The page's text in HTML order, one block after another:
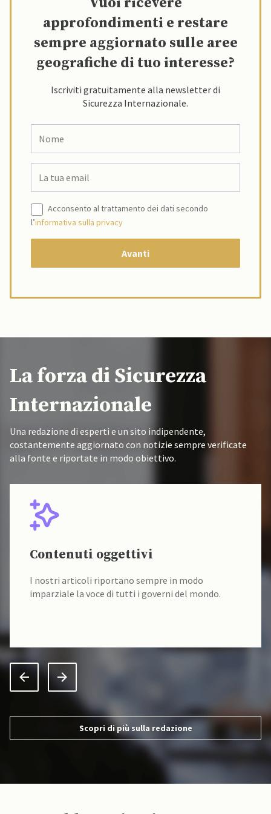
approfondimenti e restare
sempre aggiornato sulle aree
geografiche di tuo interesse?
Iscriviti gratuitamente alla newsletter di
Sicurezza Internazionale.
Acconsento al trattamento dei dati secondo
l’informativa sulla privacy
La forza di Sicurezza
Internazionale
Una redazione di esperti e un sito indipendente,
costantemente aggiornato con notizie sempre verificate
alla fonte e riportate in modo obiettivo.
Contenuti oggettivi
I nostri articoli riportano sempre in modo
imparziale la voce di tutti i governi del mondo.
Scopri di più sulla redazione